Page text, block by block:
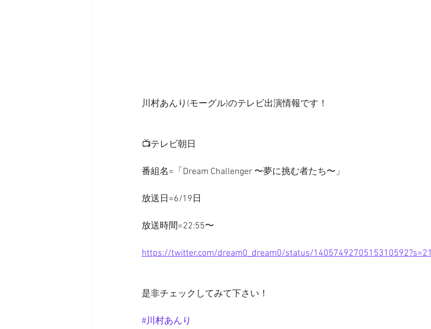
川村あんり(モーグル)のテレビ出演情報です！
📺テレビ朝日
番組名=「Dream Challenger 〜夢に挑む者たち〜」
放送日=6/19日
放送時間=22:55〜
https://twitter.com/dream0_dream0/status/1405749270515310592?s=21
是非チェックしてみて下さい！
#川村あんり